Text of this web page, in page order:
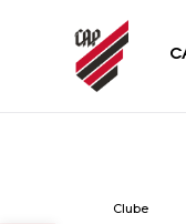
Clube